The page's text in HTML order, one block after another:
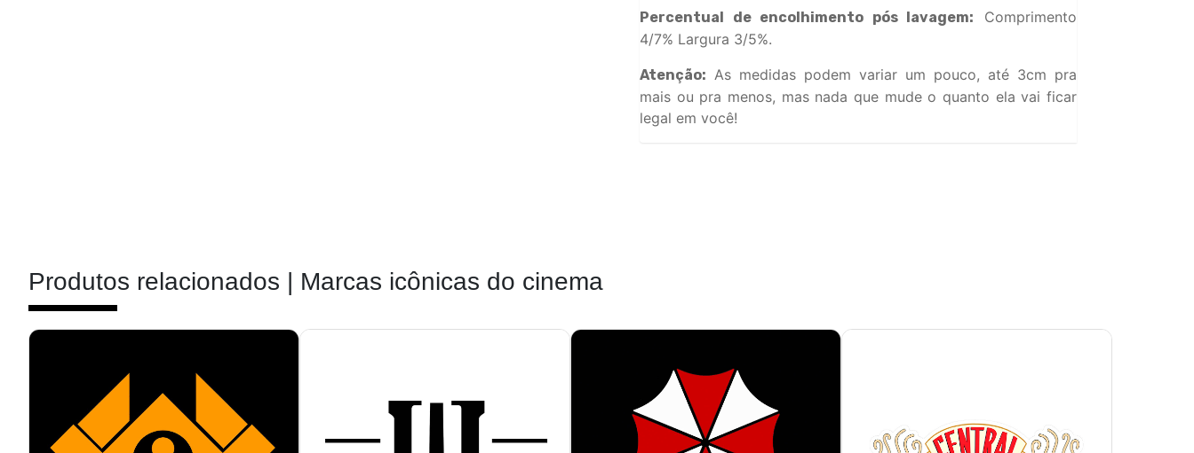
Percentual de encolhimento pós lavagem:
Comprimento
4/7% Largura 3/5%.
Atenção: As medidas podem variar um pouco, até 3cm pra
mais ou pra menos, mas nada que mude o quanto ela vai ficar
legal em você!
Produtos relacionados | Marcas icônicas do cinema